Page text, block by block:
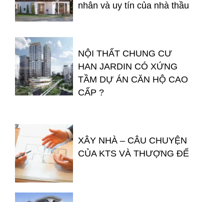
nhân và uy tín của nhà thầu
NỘI THẤT CHUNG CƯ
HAN JARDIN CÓ XỨNG
TẦM DỰ ÁN CĂN HỘ CAO
CẤP ?
XÂY NHÀ – CÂU CHUYỆN
CỦA KTS VÀ THƯỢNG ĐẾ